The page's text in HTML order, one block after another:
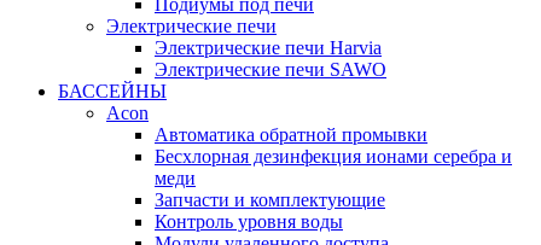
Подиумы под печи
Электрические печи
Электрические печи Harvia
Электрические печи SAWO
БАССЕЙНЫ
Acon
Автоматика обратной промывки
Беcхлорная дезинфекция ионами серебра и
меди
Запчасти и комплектующие
Контроль уровня воды